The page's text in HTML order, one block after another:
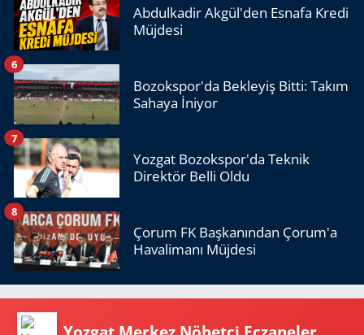
Abdulkadir Akgül'den Esnafa Kredi
Müjdesi
Bozokspor'da Bekleyiş Bitti: Takım
Sahaya İniyor
6
Yozgat Bozokspor'da Teknik
Direktör Belli Oldu
7
Çorum FK Başkanından Çorum'a
Havalimanı Müjdesi
8